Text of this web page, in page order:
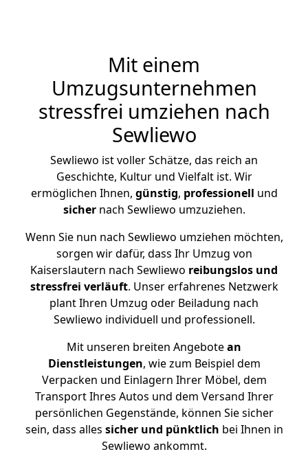
Mit einem
Umzugsunternehmen
stressfrei umziehen nach
Sewliewo
Sewliewo ist voller Schätze, das reich an
Geschichte, Kultur und Vielfalt ist. Wir
ermöglichen Ihnen, günstig, professionell und
sichernach Sewliewo umzuziehen.
Wenn Sie nun nach Sewliewo umziehen möchten,
sorgen wir dafür, dass Ihr Umzug von
Kaiserslautern nach Sewliewo reibungslos und
stressfrei verläuft. Unser erfahrenes Netzwerk
plant Ihren Umzug oder Beiladung nach
Sewliewo individuell und professionell.
Mit unseren breiten Angebotean
Dienstleistungen, wie zum Beispiel dem
Verpacken und Einlagern Ihrer Möbel, dem
Transport Ihres Autos und dem Versand Ihrer
persönlichen Gegenstände, können Sie sicher
sein, dass alles sicher und pünktlich bei Ihnen in
Sewliewo ankommt.